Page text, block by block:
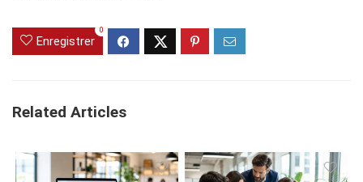
Enregistrer
0
Related Articles